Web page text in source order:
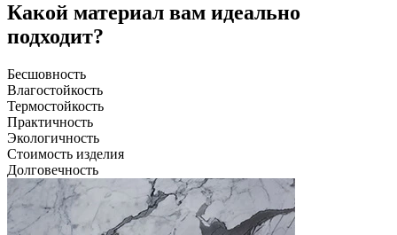
Какой материал вам идеально
подходит?
Бесшовность
Влагостойкость
Термостойкость
Практичность
Экологичность
Стоимость изделия
Долговечность